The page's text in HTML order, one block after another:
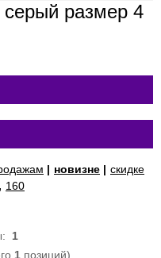
серый размер 4
| новизне | скидке
, 160
1
1позиций)